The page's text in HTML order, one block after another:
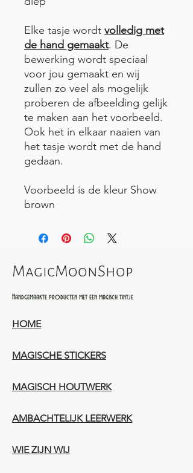
Elke tasje wordt volledig met
de hand gemaakt. De
bewerking wordt speciaal
voor jou gemaakt en wij
zullen zo veel als mogelijk
proberen de afbeelding gelijk
te maken aan het voorbeeld.
Ook het in elkaar naaien van
het tasje wordt met de hand
gedaan.
Voorbeeld is de kleur Show
brown
MagicMoonShop
Handgemaakte producten met een magisch tintje
HOME
MAGISCHE STICKERS
MAGISCH HOUTWERK
AMBACHTELIJK LEERWERK​
WIE ZIJN WIJ​​